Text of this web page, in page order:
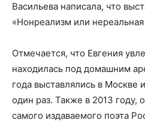
Васильева написала, что
«Нонреализм или нереальная
Отмечается, что Евгения
находилась под домашним
года выставлялись в Москве
один раз. Также в 2013 году,
самого издаваемого поэта